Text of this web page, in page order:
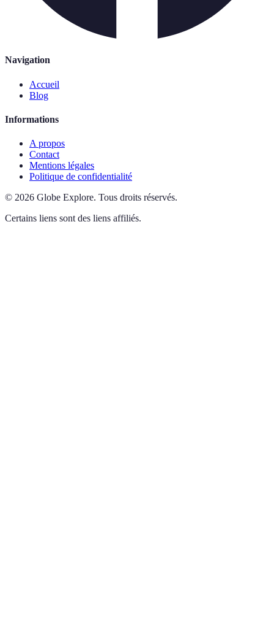
Navigation
Accueil
Blog
Informations
A propos
Contact
Mentions légales
Politique de confidentialité
© 2026 Globe Explore. Tous droits réservés.
Certains liens sont des liens affiliés.